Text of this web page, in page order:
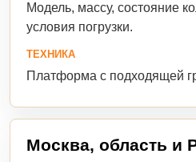
Модель, массу, состояние
условия погрузки.
ТЕХНИКА
Платформа с подходящей
Москва, область и